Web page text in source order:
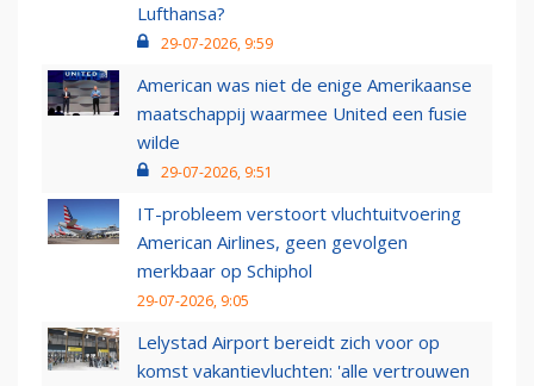
Lufthansa?
29-07-2026, 9:59
American was niet de enige Amerikaanse
maatschappij waarmee United een fusie
wilde
29-07-2026, 9:51
IT-probleem verstoort vluchtuitvoering
American Airlines, geen gevolgen
merkbaar op Schiphol
29-07-2026, 9:05
Lelystad Airport bereidt zich voor op
komst vakantievluchten: 'alle vertrouwen